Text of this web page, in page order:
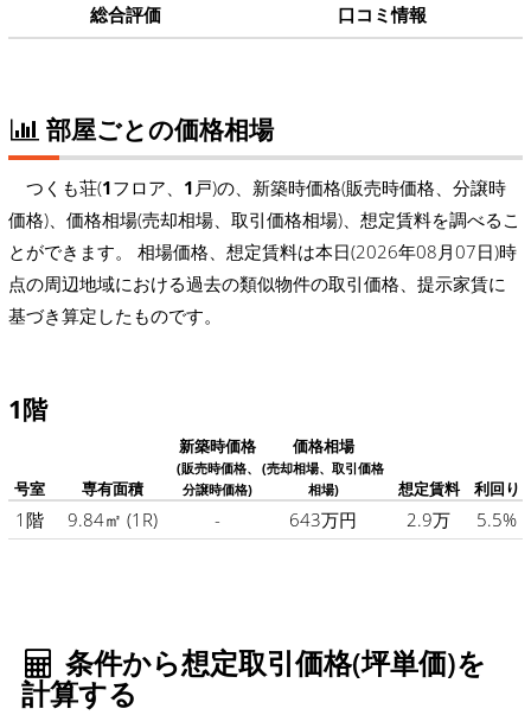
総合評価 口コミ情報
部屋ごとの価格相場
つくも荘(1フロア、 1 戸)の、新築時価格(販売時価格、分譲時
価格)、価格相場(売却相場、取引価格相場)、想定賃料を調べるこ
とができます。 相場価格、想定賃料は本日(2026年08月07日)時
点の周辺地域における過去の類似物件の取引価格、提示家賃に
基づき算定したものです。
1階
号室 専有面積
新築時価格
(販売時価格、
分譲時価格)
価格相場
(売却相場、取引価格
相場)
想定賃料 利回り
1階 9.84㎡ (1R) - 643万円 2.9万 5.5%
条件から想定取引価格(坪単価)を
計算する